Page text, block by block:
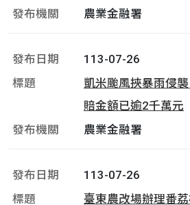
農業金融署
113-07-26
凱米颱風挾暴雨侵
賠金額已逾2千萬元
農業金融署
113-07-26
臺東農改場辦理番